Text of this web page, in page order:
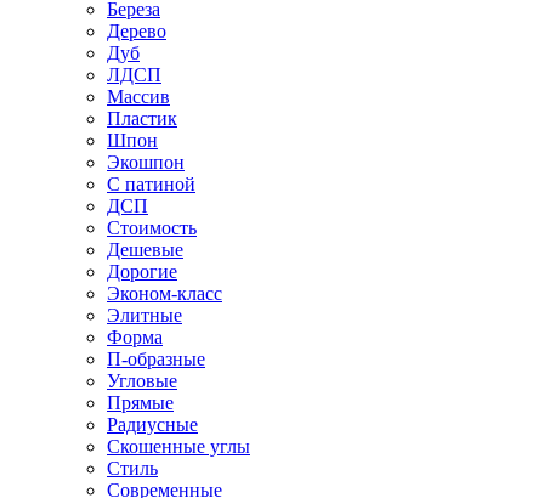
Береза
Дерево
Дуб
ЛДСП
Массив
Пластик
Шпон
Экошпон
С патиной
ДСП
Стоимость
Дешевые
Дорогие
Эконом-класс
Элитные
Форма
П-образные
Угловые
Прямые
Радиусные
Скошенные углы
Стиль
Современные